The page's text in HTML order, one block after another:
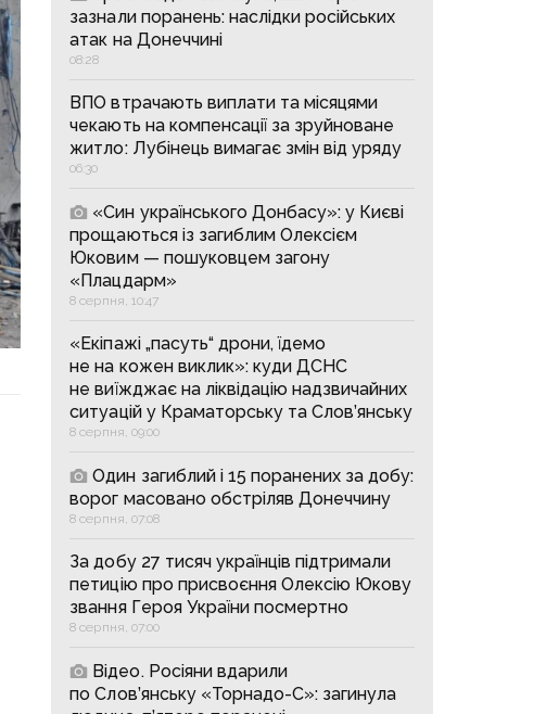
зазнали поранень: наслідки російських
атак на Донеччині
08:28
ВПО втрачають виплати та місяцями
чекають на компенсації за зруйноване
житло: Лубінець вимагає змін від уряду
06:30
«Син українського Донбасу»: у Києві
прощаються із загиблим Олексієм
Юковим — пошуковцем загону
«Плацдарм»
8 серпня, 10:47
«Екіпажі „пасуть“ дрони, їдемо
не на кожен виклик»: куди ДСНС
не виїжджає на ліквідацію надзвичайних
ситуацій у Краматорську та Слов’янську
8 серпня, 09:00
Один загиблий і 15 поранених за добу:
ворог масовано обстріляв Донеччину
8 серпня, 07:08
За добу 27 тисяч українців підтримали
петицію про присвоєння Олексію Юкову
звання Героя України посмертно
8 серпня, 07:00
Відео. Росіяни вдарили
по Слов’янську «Торнадо-С»: загинула